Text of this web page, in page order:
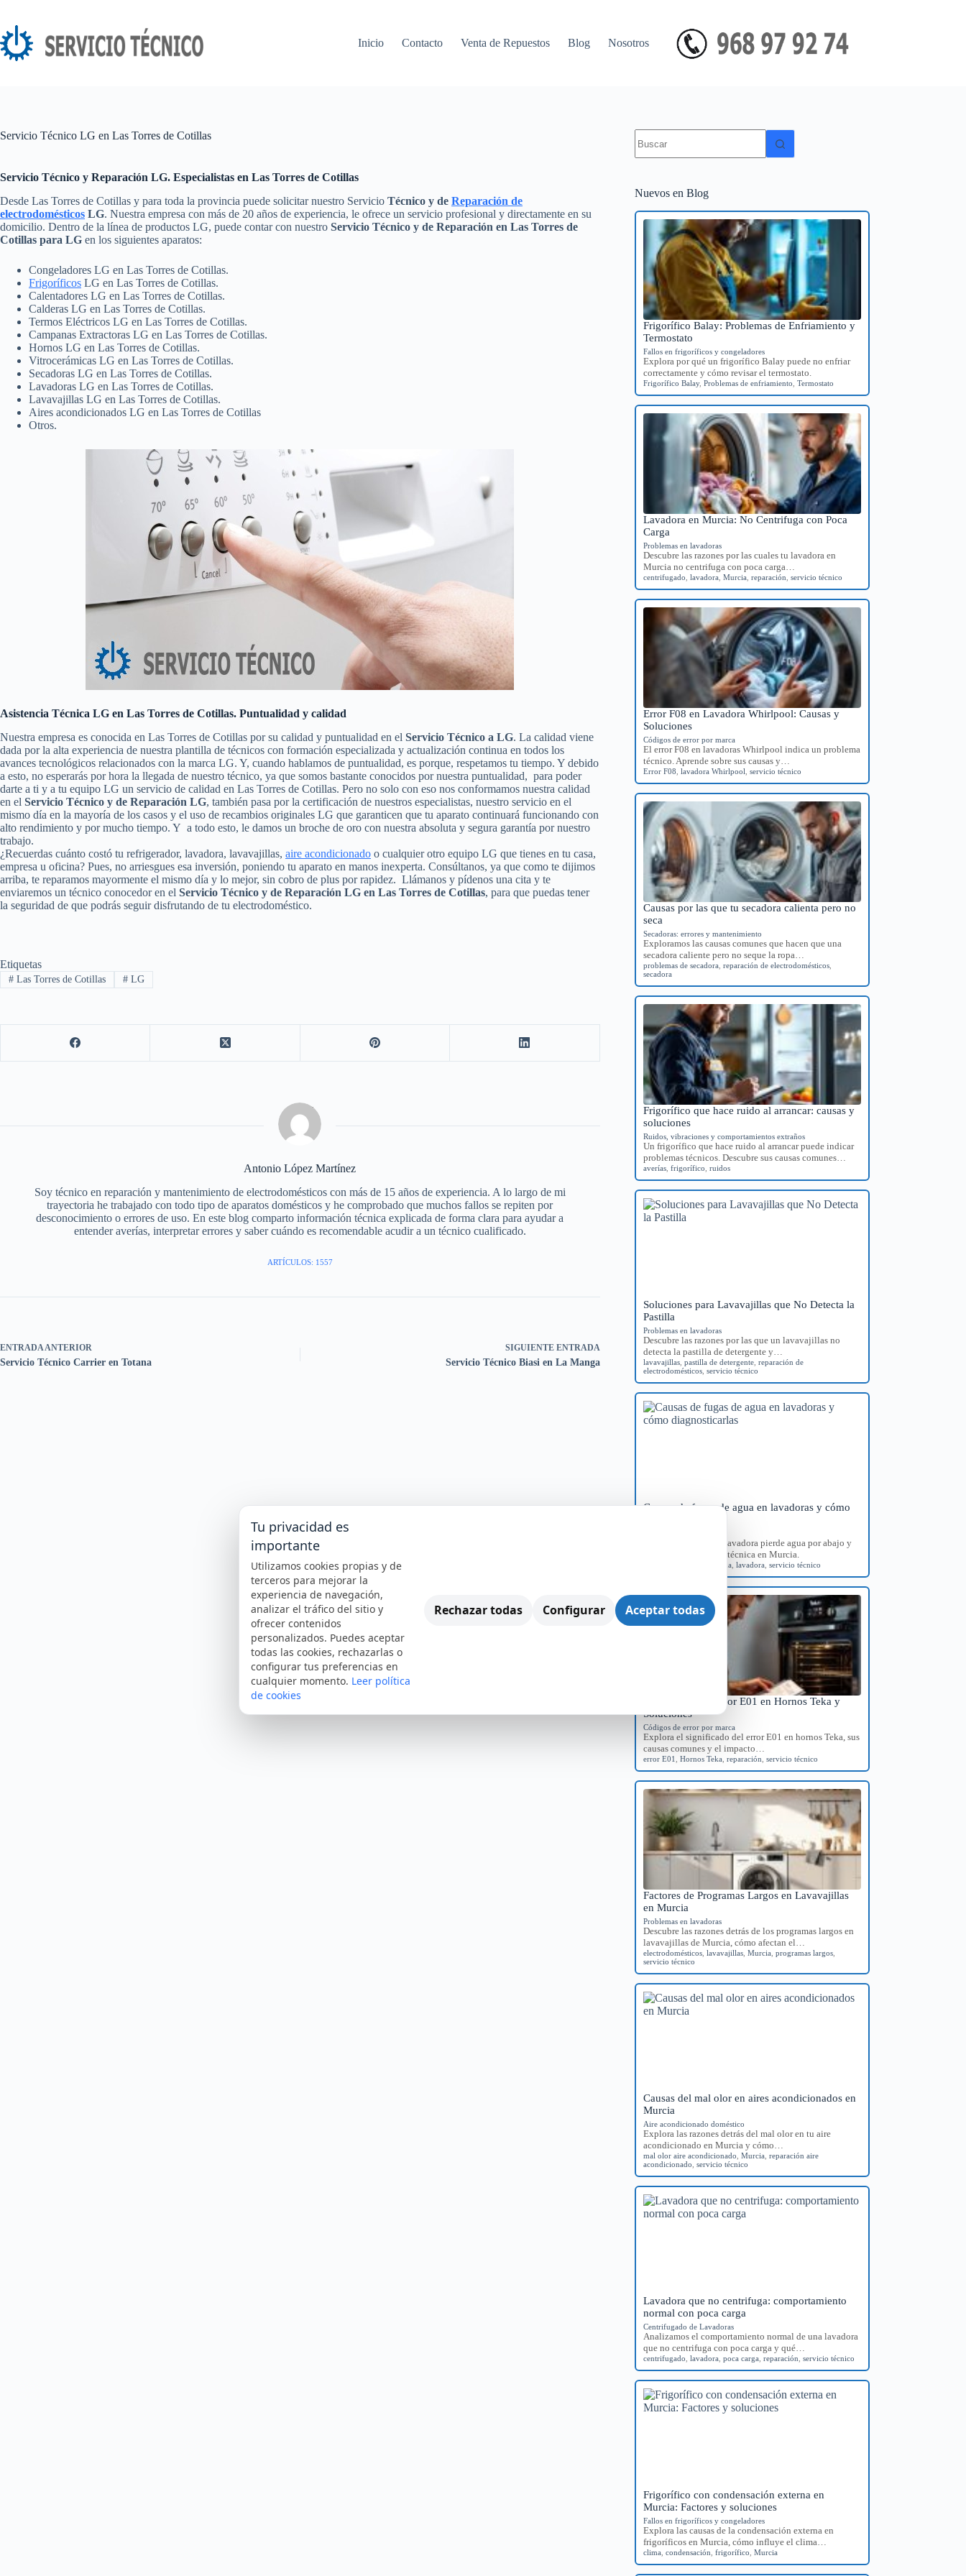
contenido
Inicio
Contacto Venta de Repuestos Blog Nosotros
Servicio Técnico LG en Las Torres de Cotillas
Servicio Técnico y Reparación LG. Especialistas en Las Torres de Cotillas
Desde Las Torres de Cotillas y para toda la provincia puede solicitar nuestro Servicio Técnico y de Reparación de
electrodomésticos LG. Nuestra empresa con más de 20 años de experiencia, le ofrece un servicio profesional y directamente en su
domicilio. Dentro de la línea de productos LG, puede contar con nuestro Servicio Técnico y de Reparación en Las Torres de
Cotillas para LG en los siguientes aparatos:
Congeladores LG en Las Torres de Cotillas.
Frigoríficos LG en Las Torres de Cotillas.
Calentadores LG en Las Torres de Cotillas.
Calderas LG en Las Torres de Cotillas.
Termos Eléctricos LG en Las Torres de Cotillas.
Campanas Extractoras LG en Las Torres de Cotillas.
Hornos LG en Las Torres de Cotillas.
Vitrocerámicas LG en Las Torres de Cotillas.
Secadoras LG en Las Torres de Cotillas.
Lavadoras LG en Las Torres de Cotillas.
Lavavajillas LG en Las Torres de Cotillas.
Aires acondicionados LG en Las Torres de Cotillas
Otros.
Asistencia Técnica LG en Las Torres de Cotillas. Puntualidad y calidad
Nuestra empresa es conocida en Las Torres de Cotillas por su calidad y puntualidad en el Servicio Técnico a LG. La calidad viene
dada por la alta experiencia de nuestra plantilla de técnicos con formación especializada y actualización continua en todos los
avances tecnológicos relacionados con la marca LG. Y, cuando hablamos de puntualidad, es porque, respetamos tu tiempo. Y debido
a esto, no esperarás por hora la llegada de nuestro técnico, ya que somos bastante conocidos por nuestra puntualidad, para poder
darte a ti y a tu equipo LG un servicio de calidad en Las Torres de Cotillas. Pero no solo con eso nos conformamos nuestra calidad
en el Servicio Técnico y de Reparación LG, también pasa por la certificación de nuestros especialistas, nuestro servicio en el
mismo día en la mayoría de los casos y el uso de recambios originales LG que garanticen que tu aparato continuará funcionando con
alto rendimiento y por mucho tiempo. Y a todo esto, le damos un broche de oro con nuestra absoluta y segura garantía por nuestro
trabajo.
¿Recuerdas cuánto costó tu refrigerador, lavadora, lavavajillas, aire acondicionado o cualquier otro equipo LG que tienes en tu casa,
empresa u oficina? Pues, no arriesgues esa inversión, poniendo tu aparato en manos inexperta. Consúltanos, ya que como te dijimos
arriba, te reparamos mayormente el mismo día y lo mejor, sin cobro de plus por rapidez. Llámanos y pídenos una cita y te
enviaremos un técnico conocedor en el Servicio Técnico y de Reparación LG en Las Torres de Cotillas, para que puedas tener
la seguridad de que podrás seguir disfrutando de tu electrodoméstico.
Etiquetas
#Las Torres de Cotillas #LG
Antonio López Martínez
Soy técnico en reparación y mantenimiento de electrodomésticos con más de 15 años de experiencia. A lo largo de mi
trayectoria he trabajado con todo tipo de aparatos domésticos y he comprobado que muchos fallos se repiten por
desconocimiento o errores de uso. En este blog comparto información técnica explicada de forma clara para ayudar a
entender averías, interpretar errores y saber cuándo es recomendable acudir a un técnico cualificado.
ARTÍCULOS: 1557
ENTRADA ANTERIOR
Servicio Técnico Carrier en Totana
SIGUIENTE ENTRADA
Servicio Técnico Biasi en La Manga
resultados
Nuevos en Blog
Frigorífico Balay: Problemas de Enfriamiento y
Termostato
Fallos en frigoríficos y congeladores
Explora por qué un frigorífico Balay puede no enfriar
correctamente y cómo revisar el termostato.
Frigorífico Balay,Problemas de enfriamiento ,Termostato
Lavadora en Murcia: No Centrifuga con Poca
Carga
Problemas en lavadoras
Descubre las razones por las cuales tu lavadora en
Murcia no centrifuga con poca carga…
centrifugado ,lavadora ,Murcia ,reparación ,servicio técnico
Error F08 en Lavadora Whirlpool: Causas y
Soluciones
Códigos de error por marca
El error F08 en lavadoras Whirlpool indica un problema
técnico. Aprende sobre sus causas y…
Error F08 ,lavadora Whirlpool ,servicio técnico
Causas por las que tu secadora calienta pero no
seca
Secadoras: errores y mantenimiento
Exploramos las causas comunes que hacen que una
secadora caliente pero no seque la ropa…
problemas de secadora ,reparación de electrodomésticos
secadora
Frigorífico que hace ruido al arrancar: causas y
soluciones
Ruidos, vibraciones y comportamientos extraños
Un frigorífico que hace ruido al arrancar puede indicar
problemas técnicos. Descubre sus causas comunes…
averías ,frigorífico ,ruidos
Soluciones para Lavavajillas que No Detecta la
Pastilla
Problemas en lavadoras
Descubre las razones por las que un lavavajillas no
detecta la pastilla de detergente y…
lavavajillas ,pastilla de detergente ,reparación de
electrodomésticos ,servicio técnico
Causas de fugas de agua en lavadoras y cómo
Identifica por qué tu lavadora pierde agua por abajo y
consigue orientación técnica en Murcia.
fugas de agua ,lavadora ,servicio técnico
Significado del Error E01 en Hornos Teka y
Soluciones
Códigos de error por marca
Explora el significado del error E01 en hornos Teka, sus
causas comunes y el impacto…
error E01 ,Hornos Teka ,reparación ,servicio técnico
Factores de Programas Largos en Lavavajillas
en Murcia
Problemas en lavadoras
Descubre las razones detrás de los programas largos en
lavavajillas de Murcia, cómo afectan el…
electrodomésticos ,lavavajillas ,Murcia ,programas largos
servicio técnico
Causas del mal olor en aires acondicionados en
Murcia
Aire acondicionado doméstico
Explora las razones detrás del mal olor en tu aire
acondicionado en Murcia y cómo…
mal olor aire acondicionado ,Murcia ,reparación aire
acondicionado ,servicio técnico
Lavadora que no centrifuga: comportamiento
normal con poca carga
Centrifugado de Lavadoras
Analizamos el comportamiento normal de una lavadora
que no centrifuga con poca carga y qué…
centrifugado ,lavadora ,poca carga ,reparación ,servicio técnico
Frigorífico con condensación externa en
Murcia: Factores y soluciones
Fallos en frigoríficos y congeladores
Explora las causas de la condensación externa en
frigoríficos en Murcia, cómo influye el clima…
clima ,condensación ,frigorífico ,Murcia
Tu privacidad es
importante
Utilizamos cookies propias y de
terceros para mejorar la
experiencia de navegación,
analizar el tráfico del sitio y
ofrecer contenidos
personalizados. Puedes aceptar
todas las cookies, rechazarlas o
configurar tus preferencias en
cualquier momento. Leer política
de cookies
Rechazar todas Configurar Aceptar todas